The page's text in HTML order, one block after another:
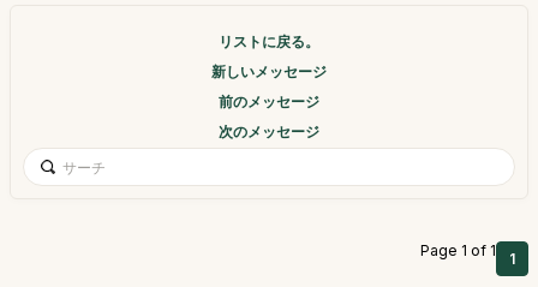
リストに戻る。
新しいメッセージ
前のメッセージ
次のメッセージ
Page 1 of 1 1